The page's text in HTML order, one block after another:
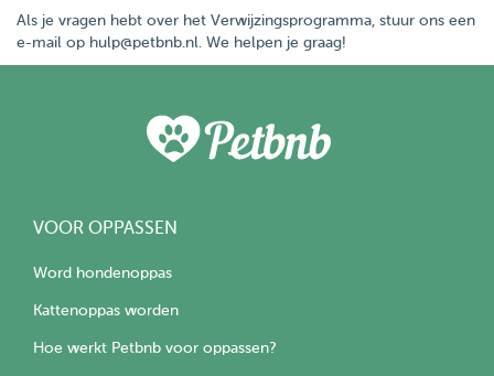
Als je vragen hebt over het Verwijzingsprogramma, stuur ons een
e-mail op hulp@petbnb.nl. We helpen je graag!
VOOR OPPASSEN
Word hondenoppas
Kattenoppas worden
Hoe werkt Petbnb voor oppassen?